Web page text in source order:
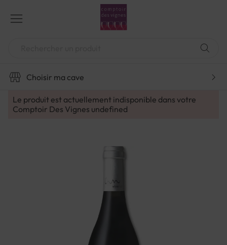
contenu
Choisir ma cave
Le produit est actuellement indisponible dans votre
Comptoir Des Vignes undefined